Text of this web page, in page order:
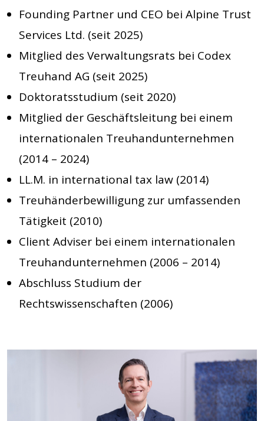
Founding Partner und CEO bei Alpine Trust
Services Ltd. (seit 2025)
Mitglied des Verwaltungsrats bei Codex
Treuhand AG (seit 2025)
Doktoratsstudium (seit 2020)
Mitglied der Geschäftsleitung bei einem
internationalen Treuhandunternehmen
(2014 – 2024)
LL.M. in international tax law (2014)
Treuhänderbewilligung zur umfassenden
Tätigkeit (2010)
Client Adviser bei einem internationalen
Treuhandunternehmen (2006 – 2014)
Abschluss Studium der
Rechtswissenschaften (2006)